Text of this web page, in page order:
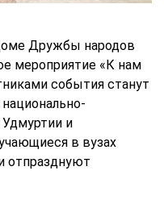
Дружбы народов
мероприятие «К нам
события станут
и
в вузах
отпразднуют